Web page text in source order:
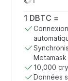
1 DBTC =
Metamask
10,000
Données